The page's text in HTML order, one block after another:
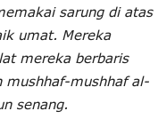
sarung di atas
umat. Mereka
mereka berbaris
mushhaf-mushhaf al-
senang.